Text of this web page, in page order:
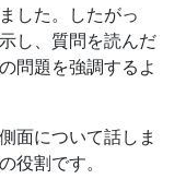
した。したがっ
し、質問を読んだ
問題を強調するよ
面について話しま
役割です。